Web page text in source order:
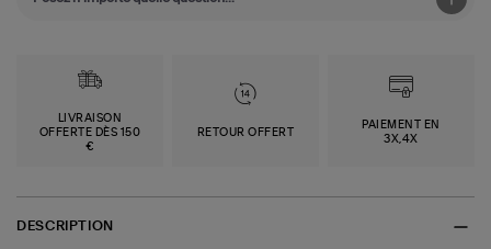
LIVRAISON
OFFERTE DÈS 150
€
RETOUR OFFERT
PAIEMENT EN
3X,4X
DESCRIPTION